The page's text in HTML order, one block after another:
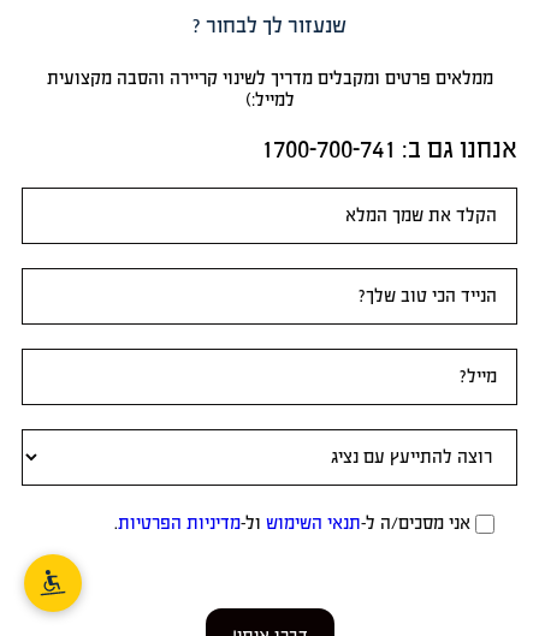
שנעזור לך לבחור ?
ממלאים פרטים ומקבלים מדריך לשינוי קריירה והסבה מקצועית
למייל:)
אנחנו גם ב:​ 1700-700-741
ראשי
אני מסכים/ה ל-תנאי השימוש ול-מדיניות הפרטיות.